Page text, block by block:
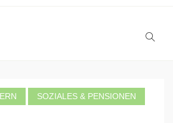
SOZIALES & PENSIONEN